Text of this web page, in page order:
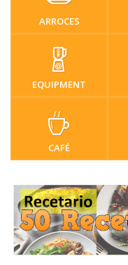
ARROCES
EQUIPMENT
CAFÉ